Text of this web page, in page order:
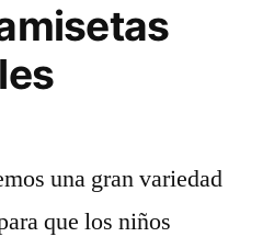
una gran variedad
que los niños